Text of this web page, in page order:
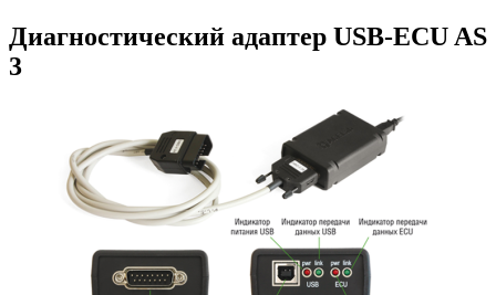
Диагностический адаптер USB-ECU AS
3